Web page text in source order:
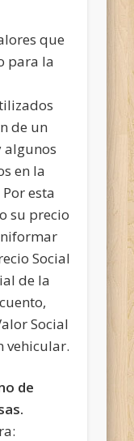
que
para la
de un
algunos
en la
esta
su precio
Social
de la
Social
vehicular.
de